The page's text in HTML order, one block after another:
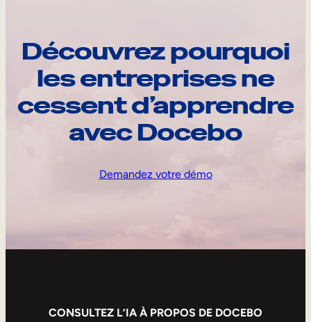
Découvrez pourquoi
les entreprises ne
cessent d’apprendre
avec Docebo
Demandez votre démo
CONSULTEZ L’IA À PROPOS DE DOCEBO